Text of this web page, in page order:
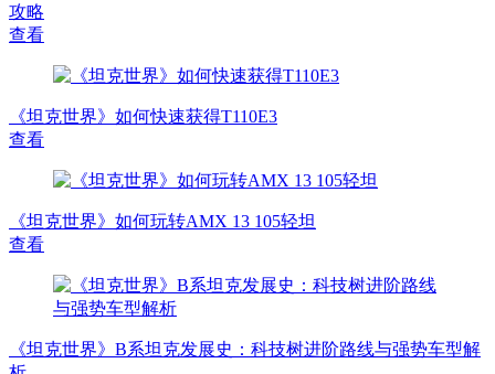
攻略
查看
《坦克世界》如何快速获得T110E3
查看
《坦克世界》如何玩转AMX 13 105轻坦
查看
《坦克世界》B系坦克发展史：科技树进阶路线与强势车型解